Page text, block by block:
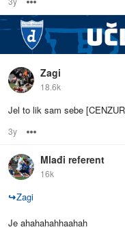
Zagi
18.6k
Jel to lik sam sebe
3y
Mlađi referent
16k
↪Zagi
Je ahahahahhaahah